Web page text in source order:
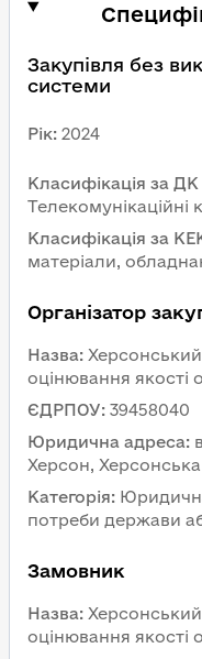
Закупівля без
системи
Рік: 2024
Класифікація за ДК
Телекомунікаційні
Класифікація за
матеріали,
Організатор
Назва:
оцінювання якості
ЄДРПОУ: 39458040
Юридична адреса:
Херсон,
Категорія:
потреби держави
Замовник
Назва:
оцінювання якості